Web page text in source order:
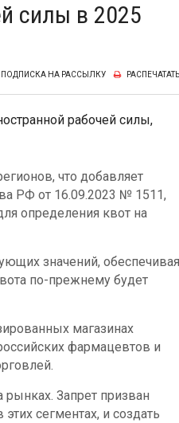
силы в 2025
РАСПЕЧАТАТЬ
ПОДПИСКА НА РАССЫЛКУ
рабочей силы,
что добавляет
РФ от 16.09.2023 № 1511,
определения квот на
значений, обеспечивая
по-прежнему будет
магазинах
фармацевтов и
рынках. Запрет призван
сегментах, и создать